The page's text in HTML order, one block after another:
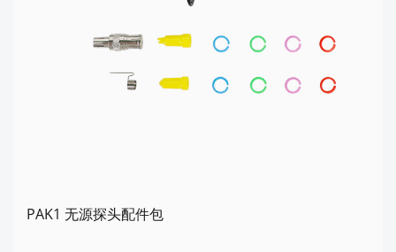
PAK1 无源探头配件包